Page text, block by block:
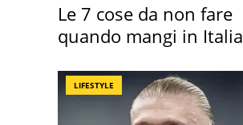
Le 7 cose da non fare
quando mangi in Italia
LIFESTYLE